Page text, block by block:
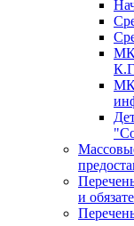
и